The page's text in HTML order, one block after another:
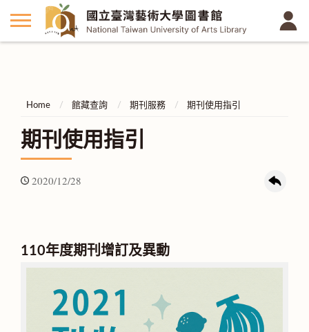
Home 館藏查詢 期刊服務 期刊使用指引
期刊使用指引
2020/12/28
110年度期刊增訂及異動